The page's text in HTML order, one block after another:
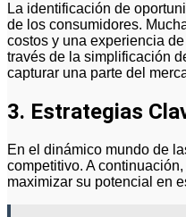
La identificación de
de los consumidores.
costos y una experiencia
través de la simplificación
capturar una parte del
3. Estrategias
En el dinámico mundo de
competitivo. A
maximizar su potencial en